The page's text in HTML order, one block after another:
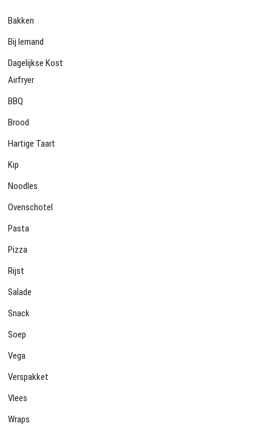
Bakken
Bij Iemand
Dagelijkse Kost
Airfryer
BBQ
Brood
Hartige Taart
Kip
Noodles
Ovenschotel
Pasta
Pizza
Rijst
Salade
Snack
Soep
Vega
Verspakket
Vlees
Wraps